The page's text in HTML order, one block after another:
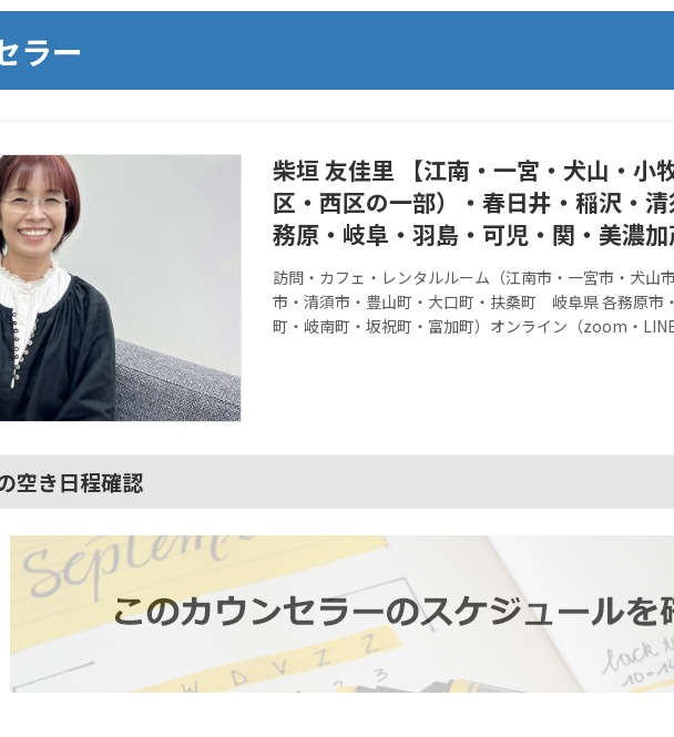
ラー
柴垣 友佳里 【江南・一宮・犬山・小
区・西区の一部）・春日井・稲沢・
務原・岐阜・羽島・可児・関・美濃
訪問・カフェ・レンタルルーム（江南市・一宮市・犬山
市・清須市・豊山町・大口町・扶桑町 岐阜県 各務原市
町・岐南町・坂祝町・富加町）オンライン（zoom・LINE
空き日程確認